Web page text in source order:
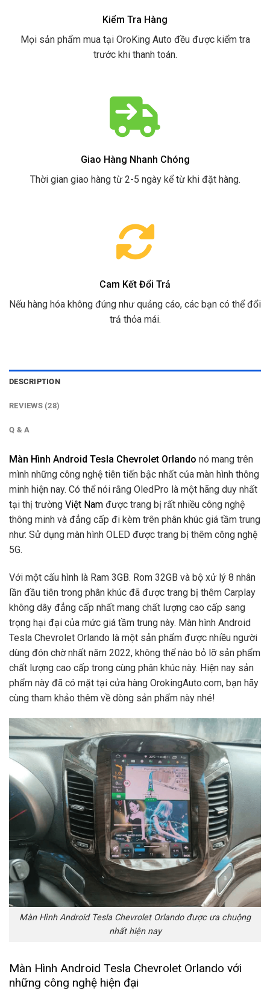
Kiểm Tra Hàng
Mọi sản phẩm mua tại OroKing Auto đều được kiểm tra
trước khi thanh toán.
Giao Hàng Nhanh Chóng
Thời gian giao hàng từ 2-5 ngày kể từ khi đặt hàng.
Cam Kết Đổi Trả
Nếu hàng hóa không đúng như quảng cáo, các bạn có thể đổi
trả thỏa mái.
DESCRIPTION
REVIEWS (28)
Q & A
Màn Hình Android Tesla Chevrolet Orlando nó mang trên
mình những công nghệ tiên tiến bậc nhất của màn hình thông
minh hiện nay. Có thể nói rằng OledPro là một hãng duy nhất
tại thị trường Việt Nam được trang bị rất nhiều công nghệ
thông minh và đẳng cấp đi kèm trên phân khúc giá tầm trung
như: Sử dụng màn hình OLED được trang bị thêm công nghệ
5G.
Với một cấu hình là Ram 3GB. Rom 32GB và bộ xử lý 8 nhân
lần đầu tiên trong phân khúc đã được trang bị thêm Carplay
không dây đẳng cấp nhất mang chất lượng cao cấp sang
trọng hại đại của mức giá tầm trung này. Màn hình Android
Tesla Chevrolet Orlando là một sản phẩm được nhiều người
dùng đón chờ nhất năm 2022, không thể nào bỏ lỡ sản phẩm
chất lượng cao cấp trong cùng phân khúc này. Hiện nay sản
phẩm này đã có mặt tại cửa hàng OrokingAuto.com, bạn hãy
cùng tham khảo thêm về dòng sản phẩm này nhé!
Màn Hình Android Tesla Chevrolet Orlando được ưa chuộng
nhất hiện nay
Màn Hình Android Tesla Chevrolet Orlando với
những công nghệ hiện đại